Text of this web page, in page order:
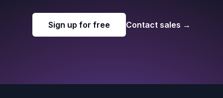
Sign up for free Contact sales →